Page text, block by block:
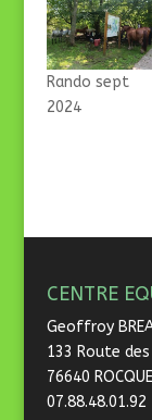
Rando sept
2024
CENTRE
Geoffroy
133 Route des
76640
07.88.48.01.92